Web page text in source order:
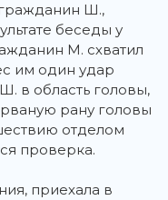
Ш.,
беседы у
М. схватил
им один удар
в область головы,
рану головы
отделом
проверка.
приехала в